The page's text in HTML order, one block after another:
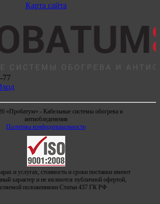
Карта сайта
77
«Пробатум» - Кабельные системы обогрева и
антиобледенения
Политика конфиденциальности
и услугах, стоимость и сроки поставки имеют
характер и не являются публичной офертой,
положениями Статьи 437 ГК РФ